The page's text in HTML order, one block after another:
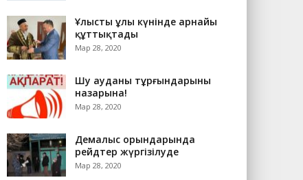
Ұлыстың ұлы күнінде арнайы
құттықтады
Мар 28, 2020
Шу ауданы тұрғындарының
назарына!
Мар 28, 2020
Демалыс орындарында
рейдтер жүргізілуде
Мар 28, 2020